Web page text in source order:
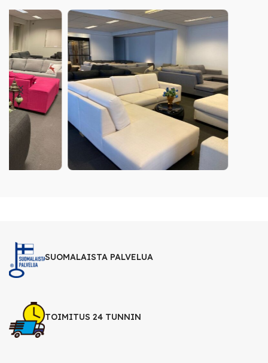
SUOMALAISTA PALVELUA
TOIMITUS 24 TUNNIN